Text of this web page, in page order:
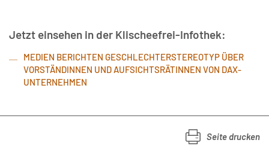
Jetzt einsehen in der Klischeefrei-Infothek:
MEDIEN BERICHTEN GESCHLECHTERSTEREOTYP ÜBER
VORSTÄNDINNEN UND AUFSICHTSRÄTINNEN VON DAX-
UNTERNEHMEN
Seite drucken